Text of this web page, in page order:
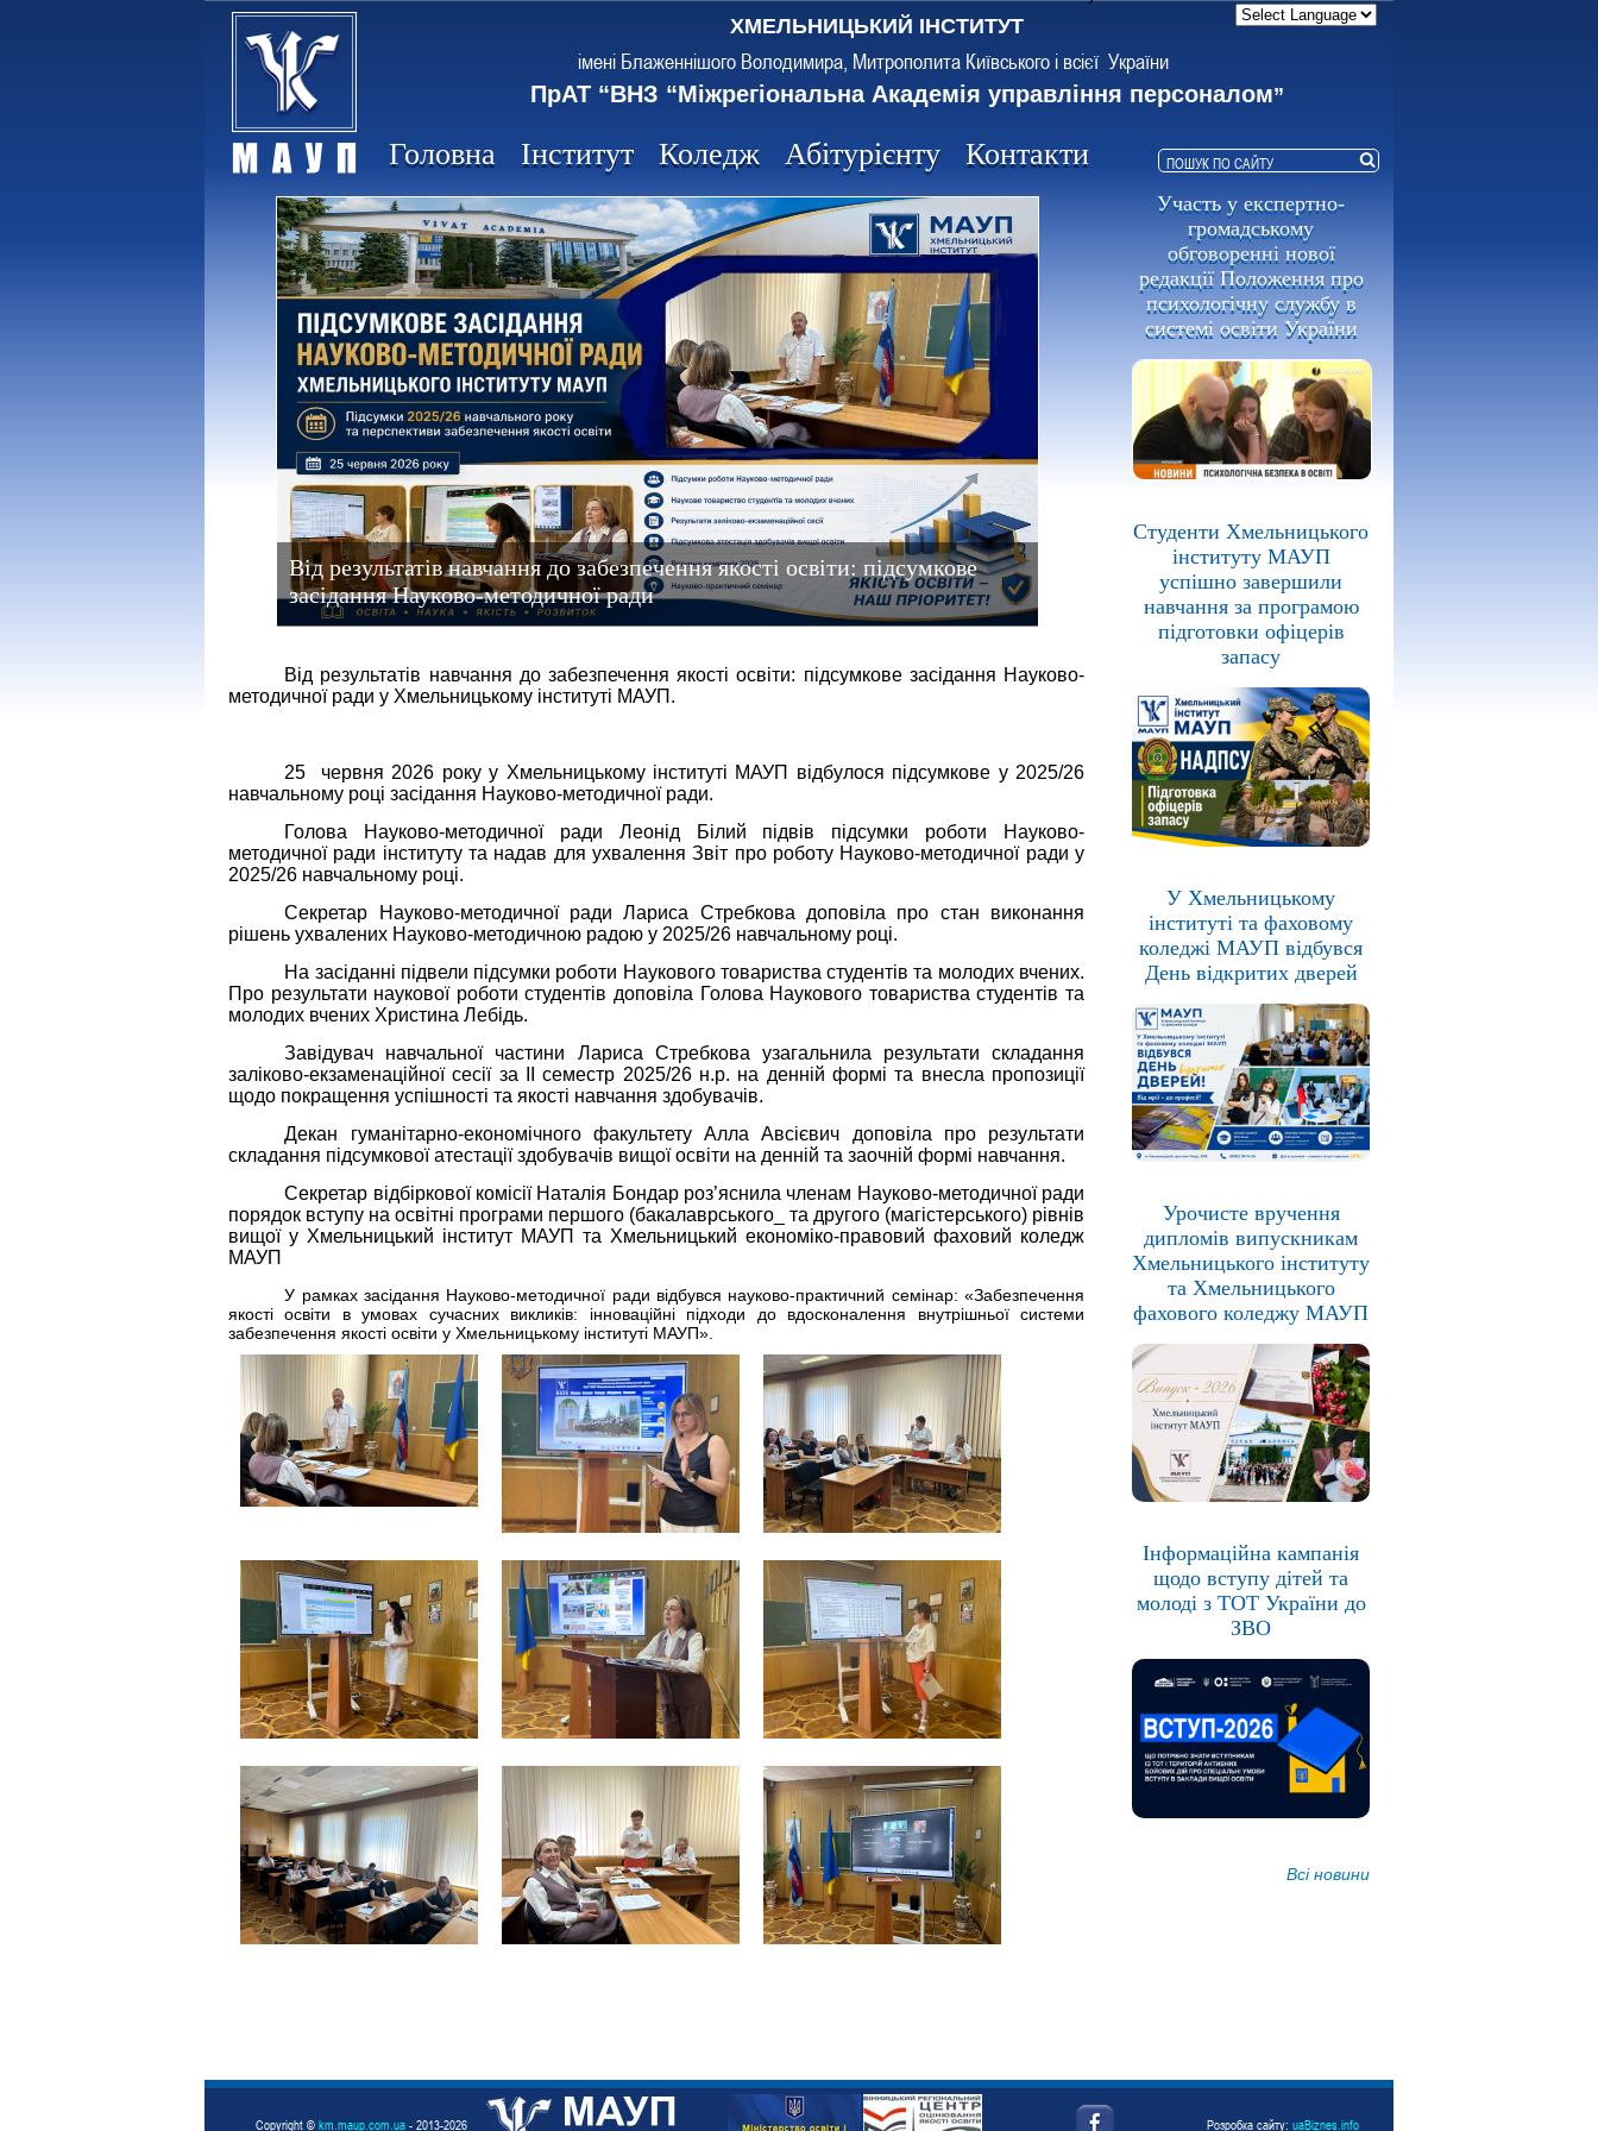
імені Блаженнішого Володимира, Митрополита Київського і всієї України
ХМЕЛЬНИЦЬКИЙ ІНСТИТУТ
ПрАТ “ВНЗ “Міжрегіональна Академія управління персоналом”
Головна Інститут Коледж Абітурієнту Контакти
Від результатів навчання до забезпечення якості освіти: підсумкове
засідання Науково-методичної ради
Від результатів навчання до забезпечення якості освіти: підсумкове засідання Науково-
методичної ради у Хмельницькому інституті МАУП.
25 червня 2026 року у Хмельницькому інституті МАУП відбулося підсумкове у 2025/26
навчальному році засідання Науково-методичної ради.
Голова Науково-методичної ради Леонід Білий підвів підсумки роботи Науково-
методичної ради інституту та надав для ухвалення Звіт про роботу Науково-методичної ради у
2025/26 навчальному році.
Секретар Науково-методичної ради Лариса Стребкова доповіла про стан виконання
рішень ухвалених Науково-методичною радою у 2025/26 навчальному році.
На засіданні підвели підсумки роботи Наукового товариства студентів та молодих вчених.
Про результати наукової роботи студентів доповіла Голова Наукового товариства студентів та
молодих вчених Христина Лебідь.
Завідувач навчальної частини Лариса Стребкова узагальнила результати складання
заліково-екзаменаційної сесії за ІІ семестр 2025/26 н.р. на денній формі та внесла пропозиції
щодо покращення успішності та якості навчання здобувачів.
Декан гуманітарно-економічного факультету Алла Авсієвич доповіла про результати
складання підсумкової атестації здобувачів вищої освіти на денній та заочній формі навчання.
Секретар відбіркової комісії Наталія Бондар роз’яснила членам Науково-методичної ради
порядок вступу на освітні програми першого (бакалаврського_ та другого (магістерського) рівнів
вищої у Хмельницький інститут МАУП та Хмельницький економіко-правовий фаховий коледж
МАУП
У рамках засідання Науково-методичної ради відбувся науково-практичний семінар: «Забезпечення
якості освіти в умовах сучасних викликів: інноваційні підходи до вдосконалення внутрішньої системи
забезпечення якості освіти у Хмельницькому інституті МАУП».
Участь у експертно-
громадському
обговоренні нової
редакції Положення про
психологічну службу в
системі освіти України
Студенти Хмельницького
інституту МАУП
успішно завершили
навчання за програмою
підготовки офіцерів
запасу
У Хмельницькому
інституті та фаховому
коледжі МАУП відбувся
День відкритих дверей
Урочисте вручення
дипломів випускникам
Хмельницького інституту
та Хмельницького
фахового коледжу МАУП
Інформаційна кампанія
щодо вступу дітей та
молоді з ТОТ України до
ЗВО
Всі новини
Copyright © km.maup.com.ua - 2013-2026 Розробка сайту: uaBiznes.info